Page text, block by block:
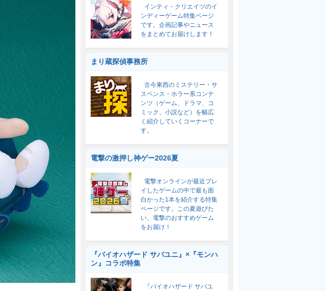
インティ・クリエイツのイ
ンディーゲーム特集ページ
です。企画記事やニュース
をまとめてお届けします！
まり蔵探偵事務所
古今東西のミステリー・サ
スペンス・ホラー系コンテ
ンツ（ゲーム、ドラマ、コ
ミック、小説など）を幅広
く紹介していくコーナーで
す。
電撃の激押し神ゲー2026夏
電撃オンラインが最近プレ
イしたゲームの中で最も面
白かった1本を紹介する特集
ページです。この夏遊びた
い、電撃のおすすめゲーム
をお届け！
『バイオハザード サバユニ』×『モンハ
ン』コラボ特集
『バイオハザード サバユ